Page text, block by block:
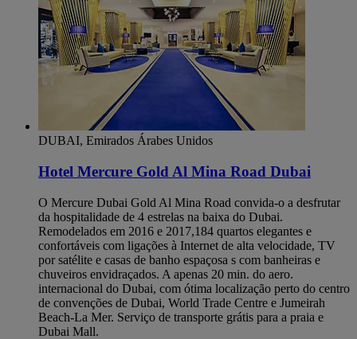
DUBAI, Emirados Árabes Unidos
Hotel Mercure Gold Al Mina Road Dubai
O Mercure Dubai Gold Al Mina Road convida-o a desfrutar
da hospitalidade de 4 estrelas na baixa do Dubai.
Remodelados em 2016 e 2017,184 quartos elegantes e
confortáveis com ligações à Internet de alta velocidade, TV
por satélite e casas de banho espaçosa s com banheiras e
chuveiros envidraçados. A apenas 20 min. do aero.
internacional do Dubai, com ótima localização perto do centro
de convenções de Dubai, World Trade Centre e Jumeirah
Beach-La Mer. Serviço de transporte grátis para a praia e
Dubai Mall.